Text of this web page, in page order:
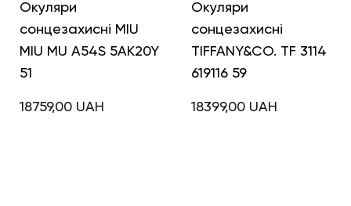
Окуляри
сонцезахисні MIU
MIU MU A54S 5AK20Y
51
18759,00 UAH
Окуляри
сонцезахисні
TIFFANY&CO. TF 3114
619116 59
18399,00 UAH